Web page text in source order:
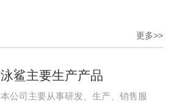
更多>>
泳鲨主要生产产品
本公司主要从事研发、生产、销售服